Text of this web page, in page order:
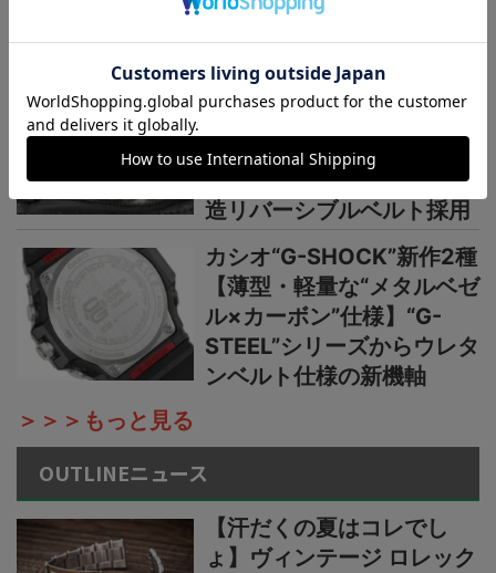
た“MASTER OF G”ニュー
カラーシリーズ
国産時計“カシオ”プロトレ
ック新作【シリーズ最軽量
の本格アウトドアウオッ
チ】小物を収納できる新構
造リバーシブルベルト採用
カシオ“G-SHOCK”新作2種
【薄型・軽量な“メタルベゼ
ル×カーボン”仕様】“G-
STEEL”シリーズからウレタ
ンベルト仕様の新機軸
＞＞＞もっと見る
OUTLINEニュース
【汗だくの夏はコレでし
ょ】ヴィンテージ ロレック